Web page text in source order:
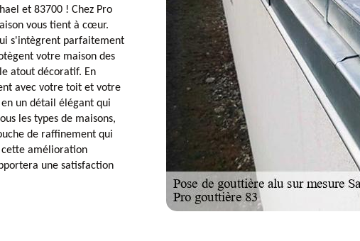
et 83700 ! Chez Pro
vous tient à cœur.
s'intègrent parfaitement
votre maison des
atout décoratif. En
avec votre toit et votre
un détail élégant qui
les types de maisons,
de raffinement qui
cette amélioration
une satisfaction